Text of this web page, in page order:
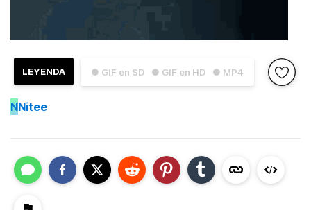
● GIF en SD ● GIF en HD ● MP4
LEYENDA
NNitee